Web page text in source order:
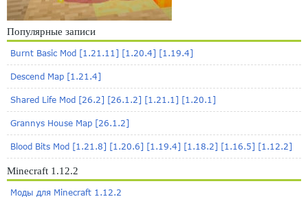
Популярные записи
Burnt Basic Mod [1.21.11] [1.20.4] [1.19.4]
Descend Map [1.21.4]
Shared Life Mod [26.2] [26.1.2] [1.21.1] [1.20.1]
Grannys House Map [26.1.2]
Blood Bits Mod [1.21.8] [1.20.6] [1.19.4] [1.18.2] [1.16.5] [1.12.2]
Minecraft 1.12.2
Моды для Minecraft 1.12.2